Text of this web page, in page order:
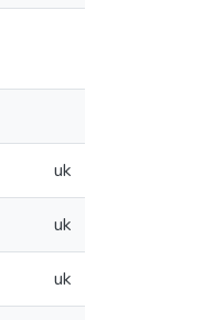
uk
uk
uk